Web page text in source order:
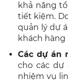
khả năng
tiết kiệm.
quản lý dự
khách hàng
Các dự án
cho các dự
nhiệm vụ